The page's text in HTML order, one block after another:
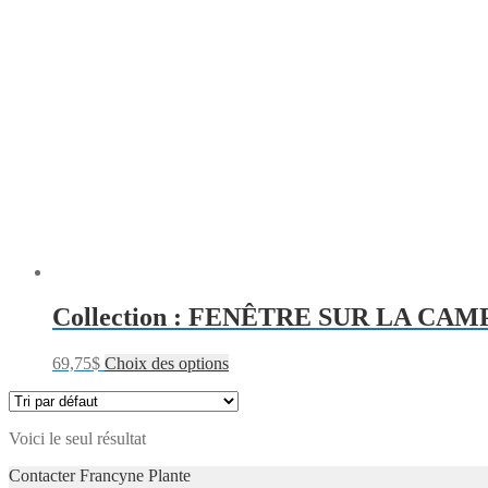
Collection : FENÊTRE SUR LA
69,75$ Choix des options
Voici le seul résultat
Contacter Francyne Plante